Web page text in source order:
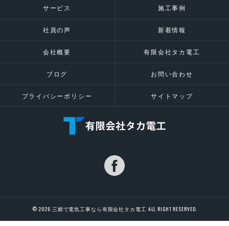
サービス 施工事例
社員の声 新着情報
会社概要 有限会社タカ電工
ブログ お問い合わせ
プライバシーポリシー サイトマップ
© 2026 三郷で電気工事なら有限会社タカ電工 ALL RIGHT RESERVED.